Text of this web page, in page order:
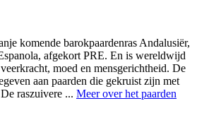
komende barokpaardenras Andalusiër,
afgekort PRE. En is wereldwijd
moed en mensgerichtheid. De
aan paarden die gekruist zijn met
raszuivere ... Meer over het paarden